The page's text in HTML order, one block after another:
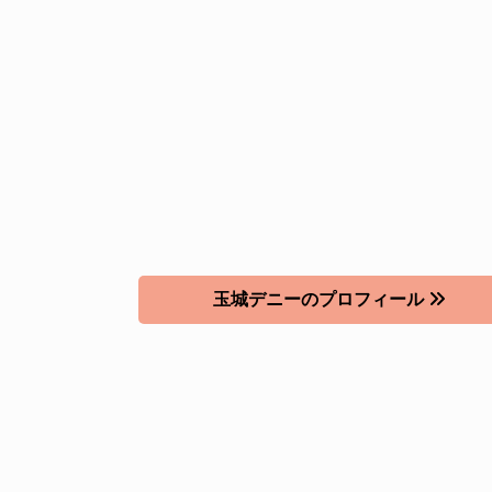
玉城デニーのプロフィール